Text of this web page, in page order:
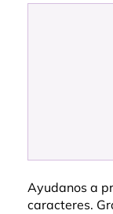
Ayudanos a
caracteres.